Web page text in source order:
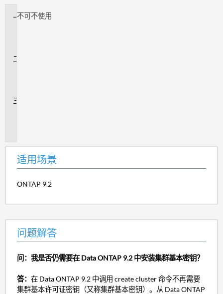
适
不可不使用
适用场景
ONTAP 9.2
问题解答
问：我是否仍需要在 Data ONTAP 9.2 中安装集群基本密钥？
答： 在 Data ONTAP 9.2 中调用 create cluster 命令不再需要
集群基本许可证密钥（又称集群基本密钥）。从 Data ONTAP